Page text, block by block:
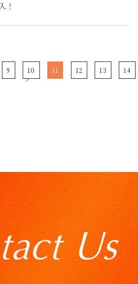
入！
9 10 11 12 13
14
>